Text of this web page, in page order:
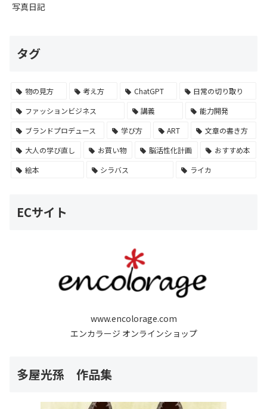
写真日記
タグ
物の見方 考え方 ChatGPT
日常の切り取り
ファッションビジネス
講義
能力開発
ブランドプロデュース
学び方 ART
文章の書き方
大人の学び直し
お買い物 脳活性化計画
おすすめ本
絵本
シラバス ライカ
ECサイト
www.encolorage.com
エンカラージ オンラインショップ
多屋光孫 作品集